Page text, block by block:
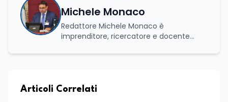
Michele Monaco
Redattore Michele Monaco è
imprenditore, ricercatore e docente
esperienza nell'innovazione digitale, nella
e Internazionali, è CEO di Adventus
Articoli Correlati